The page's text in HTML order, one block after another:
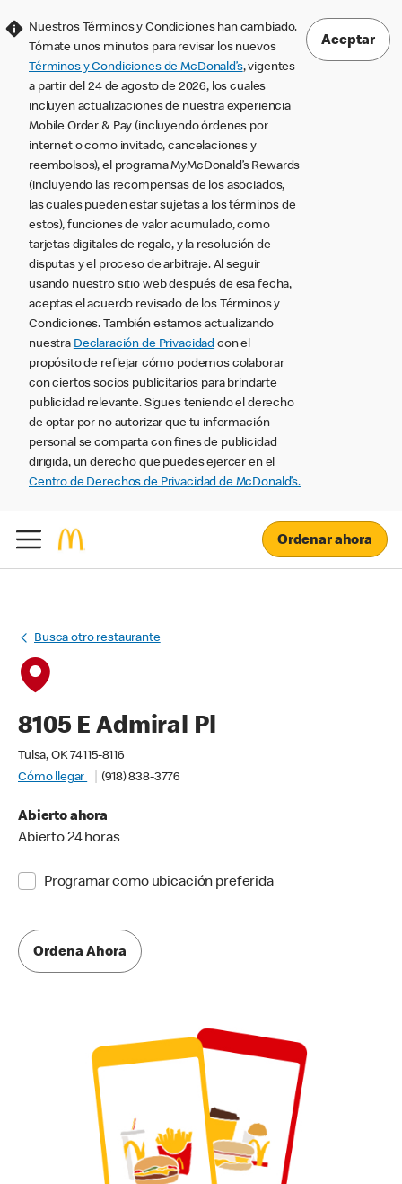
Nuestros Términos y Condiciones han cambiado.
Tómate unos minutos para revisar los nuevos
Términos y Condiciones de McDonald’s, vigentes
a partir del 24 de agosto de 2026, los cuales
incluyen actualizaciones de nuestra experiencia
Mobile Order & Pay (incluyendo órdenes por
internet o como invitado, cancelaciones y
reembolsos), el programa MyMcDonald’s Rewards
(incluyendo las recompensas de los asociados,
las cuales pueden estar sujetas a los términos de
estos), funciones de valor acumulado, como
tarjetas digitales de regalo, y la resolución de
disputas y el proceso de arbitraje. Al seguir
usando nuestro sitio web después de esa fecha,
aceptas el acuerdo revisado de los Términos y
Condiciones. También estamos actualizando
nuestra Declaración de Privacidad con el
propósito de reflejar cómo podemos colaborar
con ciertos socios publicitarios para brindarte
publicidad relevante. Sigues teniendo el derecho
de optar por no autorizar que tu información
personal se comparta con fines de publicidad
dirigida, un derecho que puedes ejercer en el
Centro de Derechos de Privacidad de McDonald’s.
Aceptar
Ordenar ahora
Busca otro restaurante
8105 E Admiral Pl
Tulsa, OK 74115-8116
Cómo llegar
(918) 838-3776
Abierto ahora
Abierto 24 horas
Programar como ubicación preferida
Ordena Ahora